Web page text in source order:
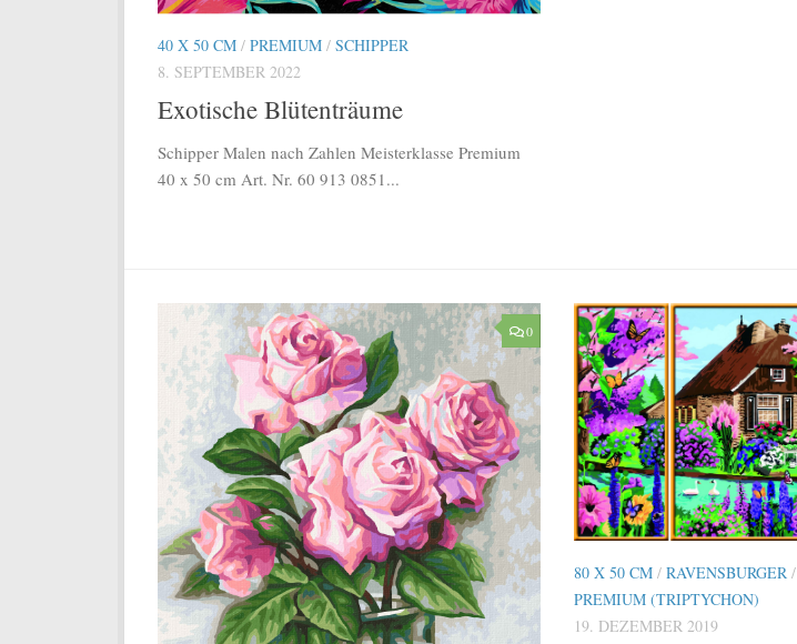
40 X 50 CM / PREMIUM / SCHIPPER
8. SEPTEMBER 2022
Exotische Blütenträume
Schipper Malen nach Zahlen Meisterklasse Premium
40 x 50 cm Art. Nr. 60 913 0851...
0
80 X 50 CM / RAVENSBURGER /
PREMIUM (TRIPTYCHON)
19. DEZEMBER 2019